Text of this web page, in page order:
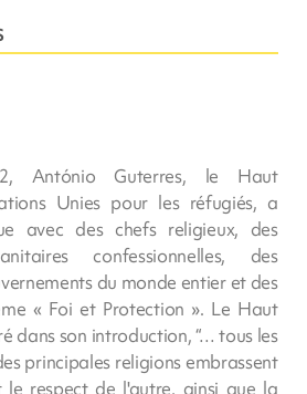
António Guterres, le Haut
Unies pour les réfugiés, a
avec des chefs religieux, des
confessionnelles, des
du monde entier et des
« Foi et Protection ». Le Haut
dans son introduction, “… tous les
principales religions embrassent
le respect de l'autre, ainsi que la